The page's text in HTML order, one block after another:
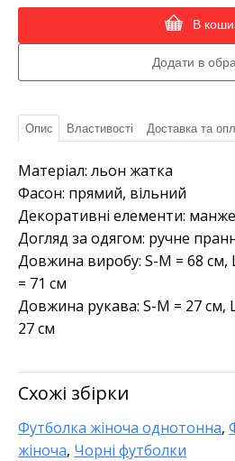
В
Опис Властивості Доставка та
Матеріал: льон жатка
Фасон: прямий, вільний
Декоративні елементи:
Догляд за одягом: ручне
Довжина виробу: S-M = 68 см,
= 71 см
Довжина рукава: S-M = 27 см,
27 см
Схожі збірки
Футболка жіноча однотонна,
жіноча, Чорні футболки